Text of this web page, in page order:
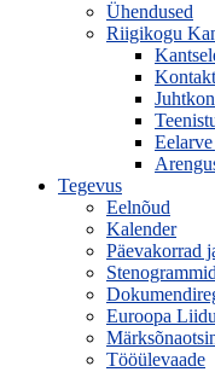
Ühendused
Riigikogu
Tegevus
Eelnõud
Kalender
Päevakorrad
Stenogrammid
Euroopa
Tööülevaade